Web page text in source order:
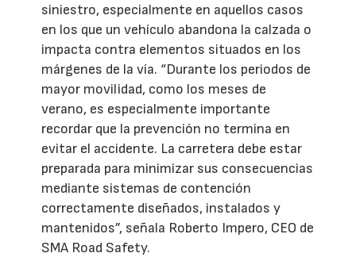
siniestro, especialmente en aquellos casos
en los que un vehículo abandona la calzada o
impacta contra elementos situados en los
márgenes de la vía. “Durante los periodos de
mayor movilidad, como los meses de
verano, es especialmente importante
recordar que la prevención no termina en
evitar el accidente. La carretera debe estar
preparada para minimizar sus consecuencias
mediante sistemas de contención
correctamente diseñados, instalados y
mantenidos”, señala Roberto Impero, CEO de
SMA Road Safety.